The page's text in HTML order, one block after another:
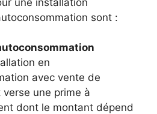
sont :
en
avec vente de
verse une prime à
dont le montant dépend